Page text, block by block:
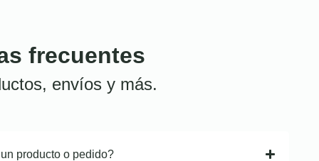
frecuentes
envíos y más.
producto o pedido?